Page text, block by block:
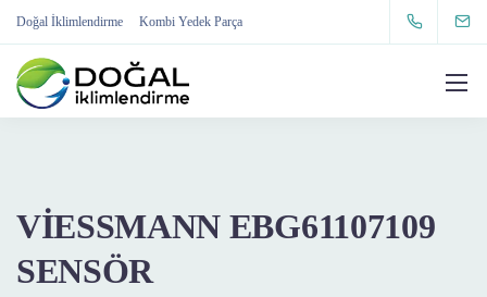
Doğal İklimlendirme Kombi Yedek Parça
VİESSMANN EBG61107109
SENSÖR